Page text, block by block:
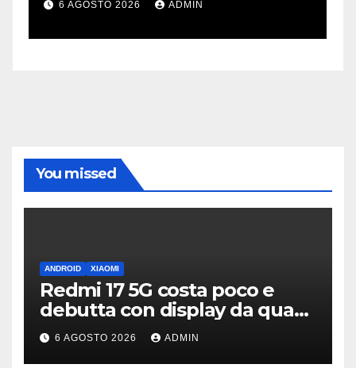
6 AGOSTO 2026 ADMIN
You missed
ANDROID XIAOMI
Redmi 17 5G costa poco e
debutta con display da quasi
7 pollici e batteria enorme
6 AGOSTO 2026 ADMIN